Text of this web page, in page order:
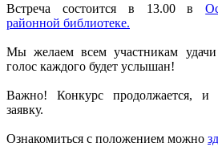
Встреча состоится в 13.00 в
районной библиотеке.
Мы желаем всем участникам
голос каждого будет услышан!
Важно! Конкурс продолжается,
заявку.
Ознакомиться с положением можно